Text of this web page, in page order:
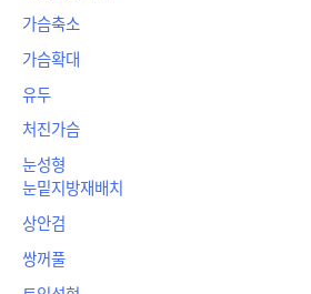
가슴축소
가슴확대
유두
처진가슴
눈성형
눈밑지방재배치
상안검
쌍꺼풀